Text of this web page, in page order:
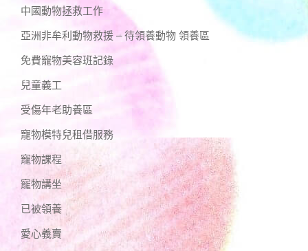
中國動物拯救工作
亞洲非牟利動物救援 – 待領養動物 領養區
免費寵物美容班記錄
兒童義工
受傷年老助養區
寵物模特兒租借服務
寵物課程
寵物講坐
已被領養
愛心義賣